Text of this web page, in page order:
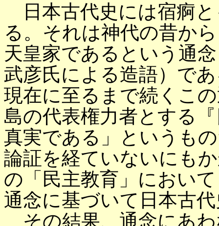
日本古代史には宿痾
る。それは神代の昔か
天皇家であるという通
武彦氏による造語）で
現在に至るまで続くこ
島の代表権力者とする
真実である」というも
論証を経ていないにも
の「民主教育」におい
通念に基づいて日本古
その結果、通念にあ